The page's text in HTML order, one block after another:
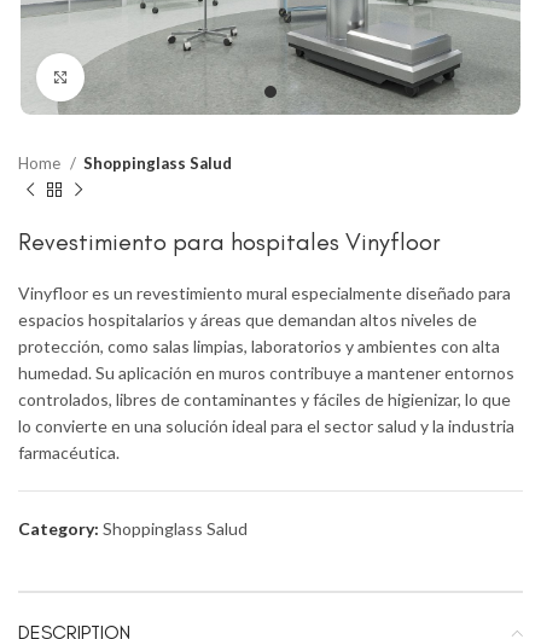
Click to enlarge
Home Shoppinglass Salud
Revestimiento para hospitales Vinyfloor
Vinyfloor es un revestimiento mural especialmente diseñado para
espacios hospitalarios y áreas que demandan altos niveles de
protección, como salas limpias, laboratorios y ambientes con alta
humedad. Su aplicación en muros contribuye a mantener entornos
controlados, libres de contaminantes y fáciles de higienizar, lo que
lo convierte en una solución ideal para el sector salud y la industria
farmacéutica.
Category: Shoppinglass Salud
DESCRIPTION